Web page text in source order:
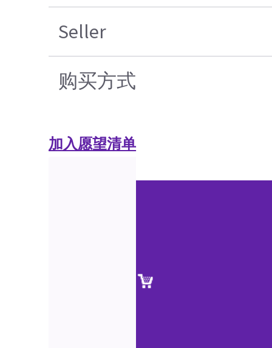
Seller
购买方式
加入愿望清单